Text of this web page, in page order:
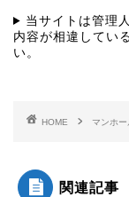
当サイトは管理
内容が相違してい
い。
HOME マンホ
関連記事